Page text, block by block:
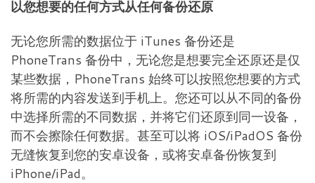
以您想要的任何方式从任何备份还原
无论您所需的数据位于 iTunes 备份还是
PhoneTrans 备份中，无论您是想要完全还原还是仅
某些数据，PhoneTrans 始终可以按照您想要的方式
将所需的内容发送到手机上。您还可以从不同的备份
中选择所需的不同数据，并将它们还原到同一设备，
而不会擦除任何数据。甚至可以将 iOS/iPadOS 备份
无缝恢复到您的安卓设备，或将安卓备份恢复到
iPhone/iPad。